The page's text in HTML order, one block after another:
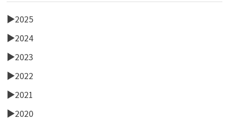
►2025
►2024
►2023
►2022
►2021
►2020